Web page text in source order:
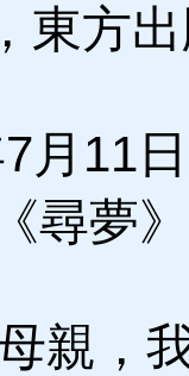
東方
11
尋夢
親，